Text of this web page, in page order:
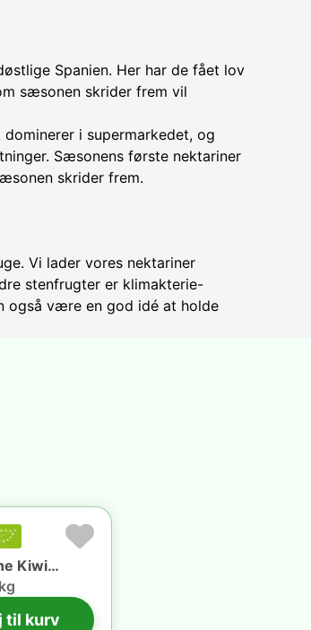
Spanien. Her har de fået lov
sæsonen skrider frem vil
i supermarkedet, og
Sæsonens første nektariner
skrider frem.
Vi lader vores nektariner
stenfrugter er klimakterie-
også være en god idé at holde
Øko Grønne Kiwibær (1 kg) 🇵🇹
til kurv